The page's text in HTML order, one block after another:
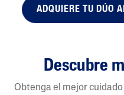
ADQUIERE TU DÚO
Descubre
Obtenga el mejor